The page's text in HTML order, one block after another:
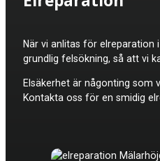
När vi anlitas för elreparation
grundlig felsökning, så att vi
Elsäkerhet är någonting som
Kontakta oss för en smidig